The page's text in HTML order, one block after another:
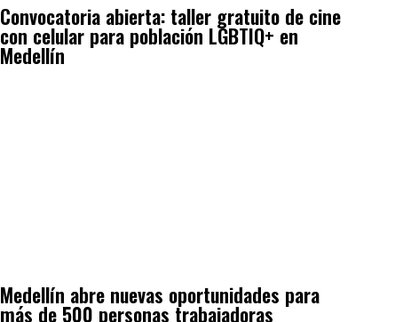
Convocatoria abierta: taller gratuito de cine
con celular para población LGBTIQ+ en
Medellín
Medellín abre nuevas oportunidades para
más de 500 personas trabajadoras